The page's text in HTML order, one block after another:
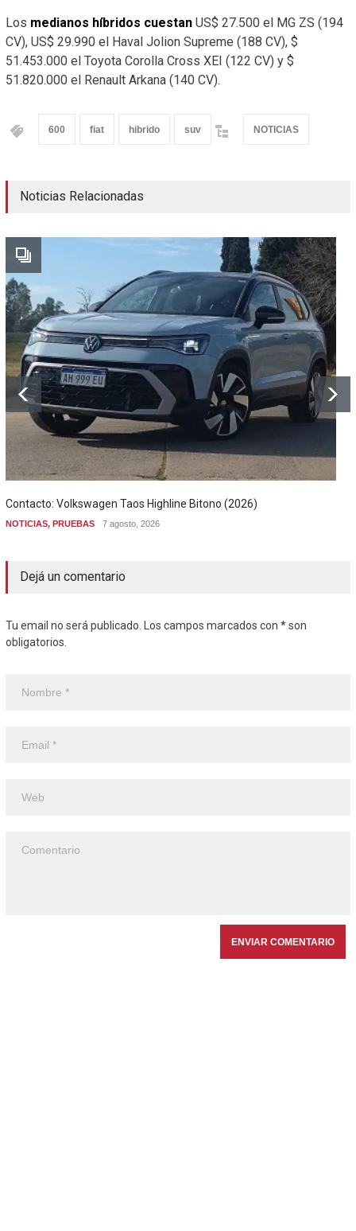
Los medianos híbridos cuestanUS$ 27.500 el MG ZS (194
CV), US$ 29.990 el Haval Jolion Supreme (188 CV), $
51.453.000 el Toyota Corolla Cross XEI (122 CV) y $
51.820.000 el Renault Arkana (140 CV).
600 fiat hibrido suv NOTICIAS
Noticias Relacionadas
Contacto: Volkswagen Taos Highline Bitono (2026)
NOTICIAS, PRUEBAS 7 agosto, 2026
Dejá un comentario
Tu email no será publicado. Los campos marcados con * son
obligatorios.